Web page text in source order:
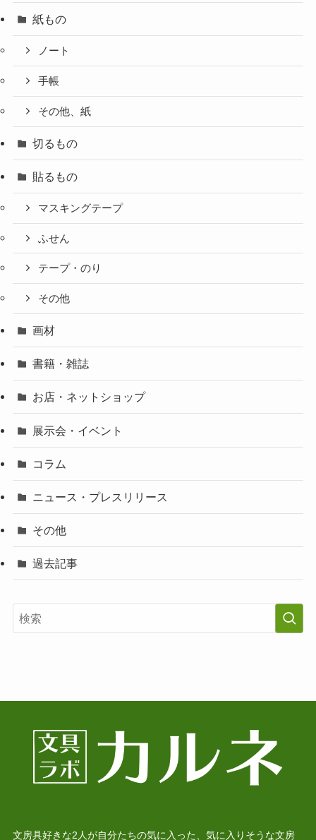
紙もの
ノート
手帳
その他、紙
切るもの
貼るもの
マスキングテープ
ふせん
テープ・のり
その他
画材
書籍・雑誌
お店・ネットショップ
展示会・イベント
コラム
ニュース・プレスリリース
その他
過去記事
文房具好きな2人が自分たちの気に入った、気に入りそうな文房